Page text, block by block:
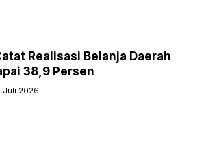
Realisasi Belanja Daerah
38,9 Persen
Juli 2026